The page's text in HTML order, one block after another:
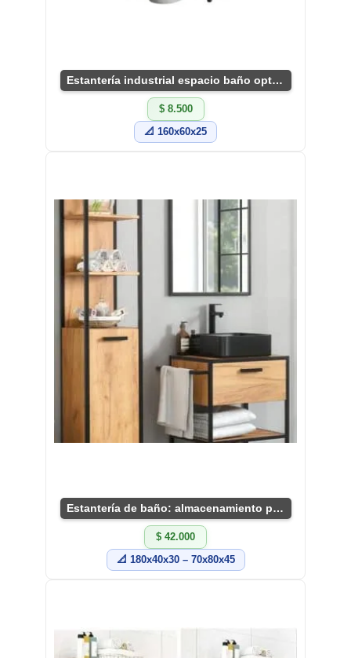
Estantería industrial espacio baño optimizado
$ 8.500
📐 160x60x25
Estantería de baño: almacenamiento práctico y chic
$ 42.000
📐 180x40x30 – 70x80x45